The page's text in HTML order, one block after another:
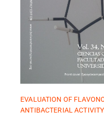
EVALUATION OF
ANTIBACTERIAL